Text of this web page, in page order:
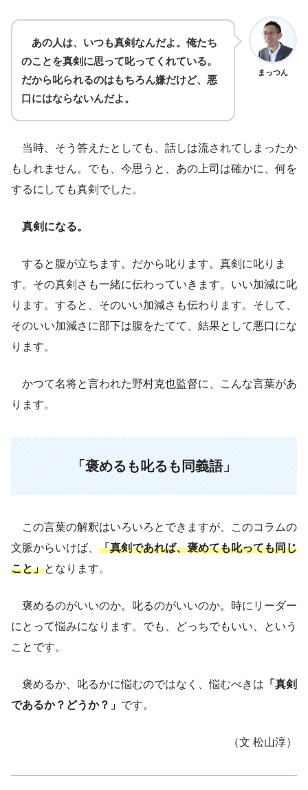
まっつん
あの人は、いつも真剣なんだよ。俺たち
のことを真剣に思って叱ってくれている。
だから叱られるのはもちろん嫌だけど、悪
口にはならないんだよ。
当時、そう答えたとしても、話しは流されてしまったか
もしれません。でも、今思うと、あの上司は確かに、何を
するにしても真剣でした。
真剣になる。
すると腹が立ちます。だから叱ります。真剣に叱りま
す。その真剣さも一緒に伝わっていきます。いい加減に叱
ります。すると、そのいい加減さも伝わります。そして、
そのいい加減さに部下は腹をたてて、結果として悪口にな
ります。
かつて名将と言われた野村克也監督に、こんな言葉があ
ります。
「褒めるも叱るも同義語」
この言葉の解釈はいろいろとできますが、このコラムの
文脈からいけば、 「真剣であれば、褒めても叱っても同じ
こと」となります。
褒めるのがいいのか。叱るのがいいのか。時にリーダー
にとって悩みになります。でも、どっちでもいい、という
ことです。
褒めるか、叱るかに悩むのではなく、悩むべきは 「真剣
であるか？どうか？」 です。
（文 松山淳）